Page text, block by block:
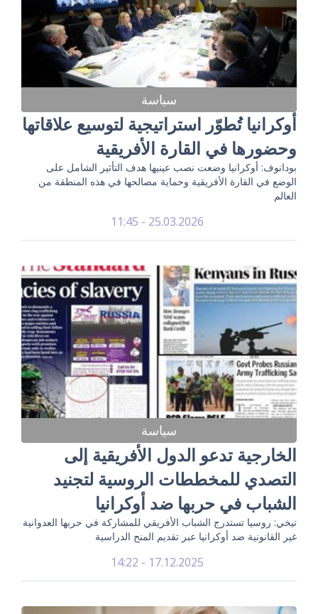
سياسة
أوكرانيا تُطوّر استراتيجية لتوسيع علاقاتها
وحضورها في القارة الأفريقية
بودانوف: أوكرانيا وضعت نصب عينيها هدف التأثير الشامل على
الوضع في القارة الأفريقية وحماية مصالحها في هذه المنطقة من
العالم
25.03.2026 - 11:45
سياسة
الخارجية تدعو الدول الأفريقية إلى
التصدي للمخططات الروسية لتجنيد
الشباب في حربها ضد أوكرانيا
تيخي: روسيا تستدرج الشباب الأفريقي للمشاركة في حربها العدوانية
غير القانونية ضد أوكرانيا عبر تقديم المنح الدراسية
17.12.2025 - 14:22